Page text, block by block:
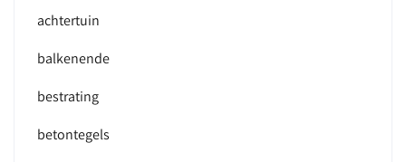
achtertuin
balkenende
bestrating
betontegels